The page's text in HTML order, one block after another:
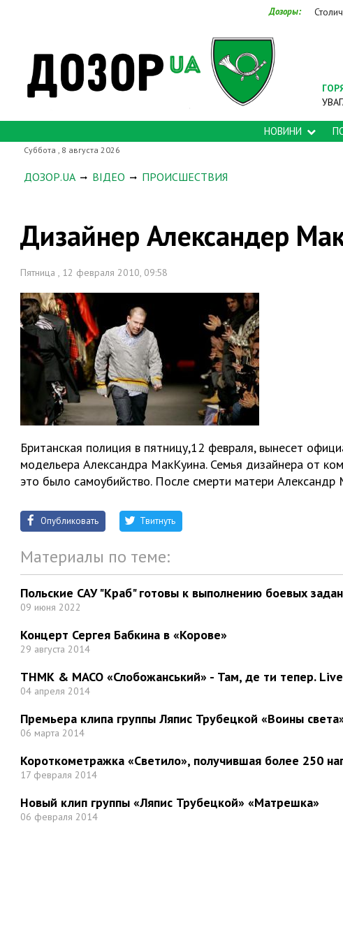
Дозоры:
НОВИНИ
Суббота , 8 августа 2026
ДОЗОР.UA ВІДЕО ПРОИСШЕСТВИЯ
Дизайнер Александер
Пятница , 12 февраля 2010, 09:58
Британская полиция в пятницу,12 февраля, вынесет
модельера Александра МакКуина. Семья дизайнера от
это было самоубийство. После смерти матери
Опубликовать Твитнуть
Материалы по теме:
Польские САУ "Краб" готовы к выполнению боевых
09 июня 2022
Концерт Сергея Бабкина в «Корове»
29 августа 2014
ТНМК & МАСО «Слобожанський» - Там, де ти тепер. Live
04 апреля 2014
Премьера клипа группы Ляпис Трубецкой «Воины
06 марта 2014
Короткометражка «Светило», получившая более 250
17 февраля 2014
Новый клип группы «Ляпис Трубецкой» «Матрешка»
06 февраля 2014